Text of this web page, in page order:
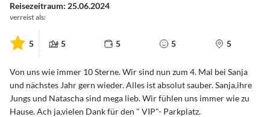
Reisezeitraum: 25.06.2024
verreist als:
5 5 5 5 5
Von uns wie immer 10 Sterne. Wir sind nun zum 4. Mal bei Sanja
und nächstes Jahr gern wieder. Alles ist absolut sauber. Sanja,ihre
Jungs und Natascha sind mega lieb. Wir fühlen uns immer wie zu
Hause. Ach ja,vielen Dank für den " VIP"- Parkplatz.